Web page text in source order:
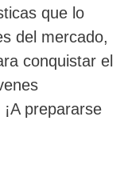
que lo
del mercado,
conquistar el
prepararse